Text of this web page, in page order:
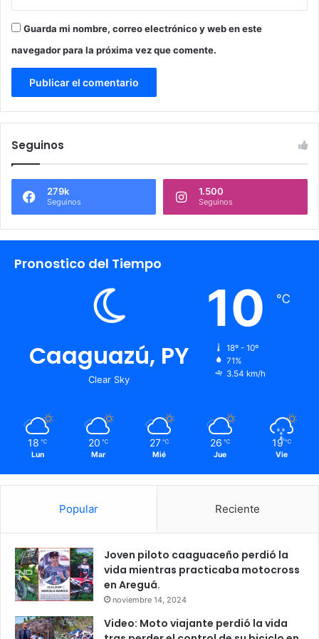
Guarda mi nombre, correo electrónico y web en este
navegador para la próxima vez que comente.
Seguinos
279k
Seguinos
1.500
Seguinos
Pronostico del Tiempo
Caaguazú, PY
Clear Sky
10 ℃
18º - 10º
71%
3.54 km/h
18 ℃
Lun
20 ℃
Mar
27 ℃
Mié
26 ℃
Jue
19 ℃
Vie
Popular Reciente
Joven piloto caaguaceño perdió la
vida mientras practicaba motocross
en Areguá.
noviembre 14, 2024
Video: Moto viajante perdió la vida